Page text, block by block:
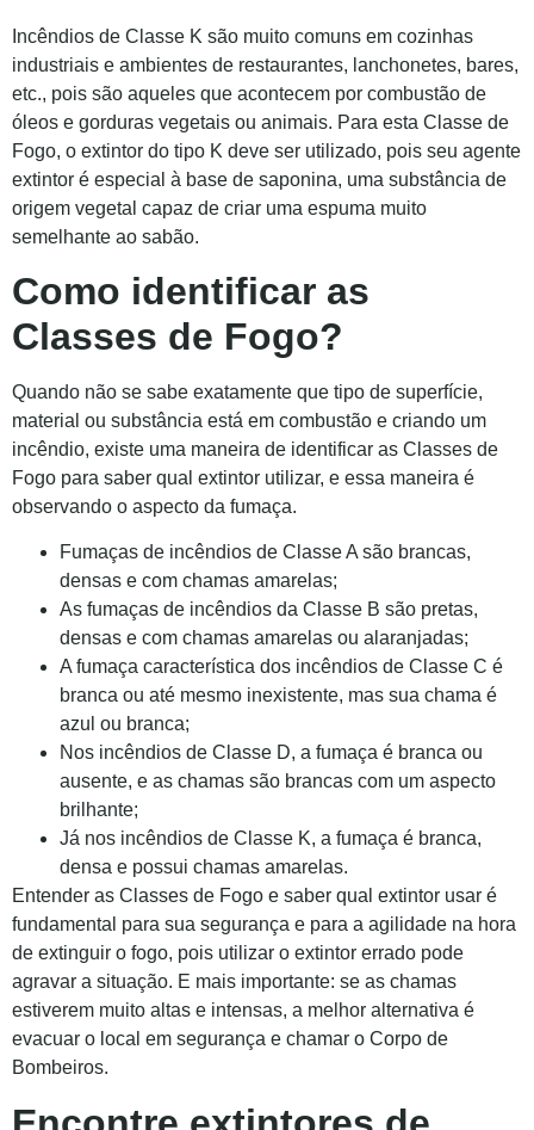
Incêndios de Classe K são muito comuns em cozinhas
industriais e ambientes de restaurantes, lanchonetes, bares,
etc., pois são aqueles que acontecem por combustão de
óleos e gorduras vegetais ou animais. Para esta Classe de
Fogo, o extintor do tipo K deve ser utilizado, pois seu agente
extintor é especial à base de saponina, uma substância de
origem vegetal capaz de criar uma espuma muito
semelhante ao sabão.
Como identificar as
Classes de Fogo?
Quando não se sabe exatamente que tipo de superfície,
material ou substância está em combustão e criando um
incêndio, existe uma maneira de identificar as Classes de
Fogo para saber qual extintor utilizar, e essa maneira é
observando o aspecto da fumaça.
Fumaças de incêndios de Classe A são brancas,
densas e com chamas amarelas;
As fumaças de incêndios da Classe B são pretas,
densas e com chamas amarelas ou alaranjadas;
A fumaça característica dos incêndios de Classe C é
branca ou até mesmo inexistente, mas sua chama é
azul ou branca;
Nos incêndios de Classe D, a fumaça é branca ou
ausente, e as chamas são brancas com um aspecto
brilhante;
Já nos incêndios de Classe K, a fumaça é branca,
densa e possui chamas amarelas.
Entender as Classes de Fogo e saber qual extintor usar é
fundamental para sua segurança e para a agilidade na hora
de extinguir o fogo, pois utilizar o extintor errado pode
agravar a situação. E mais importante: se as chamas
estiverem muito altas e intensas, a melhor alternativa é
evacuar o local em segurança e chamar o Corpo de
Bombeiros.